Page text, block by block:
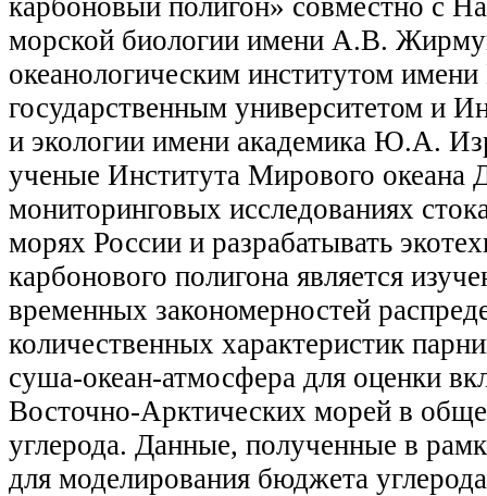
морской биологии имени А.В.
океанологическим институтом
государственным университетом и
и экологии имени академика Ю.А.
ученые Института Мирового океана
мониторинговых исследованиях
морях России и разрабатывать
карбонового полигона является
временных закономерностей
количественных характеристик
суша-океан-атмосфера для оценки
Восточно-Арктических морей в
углерода. Данные, полученные в
для моделирования бюджета